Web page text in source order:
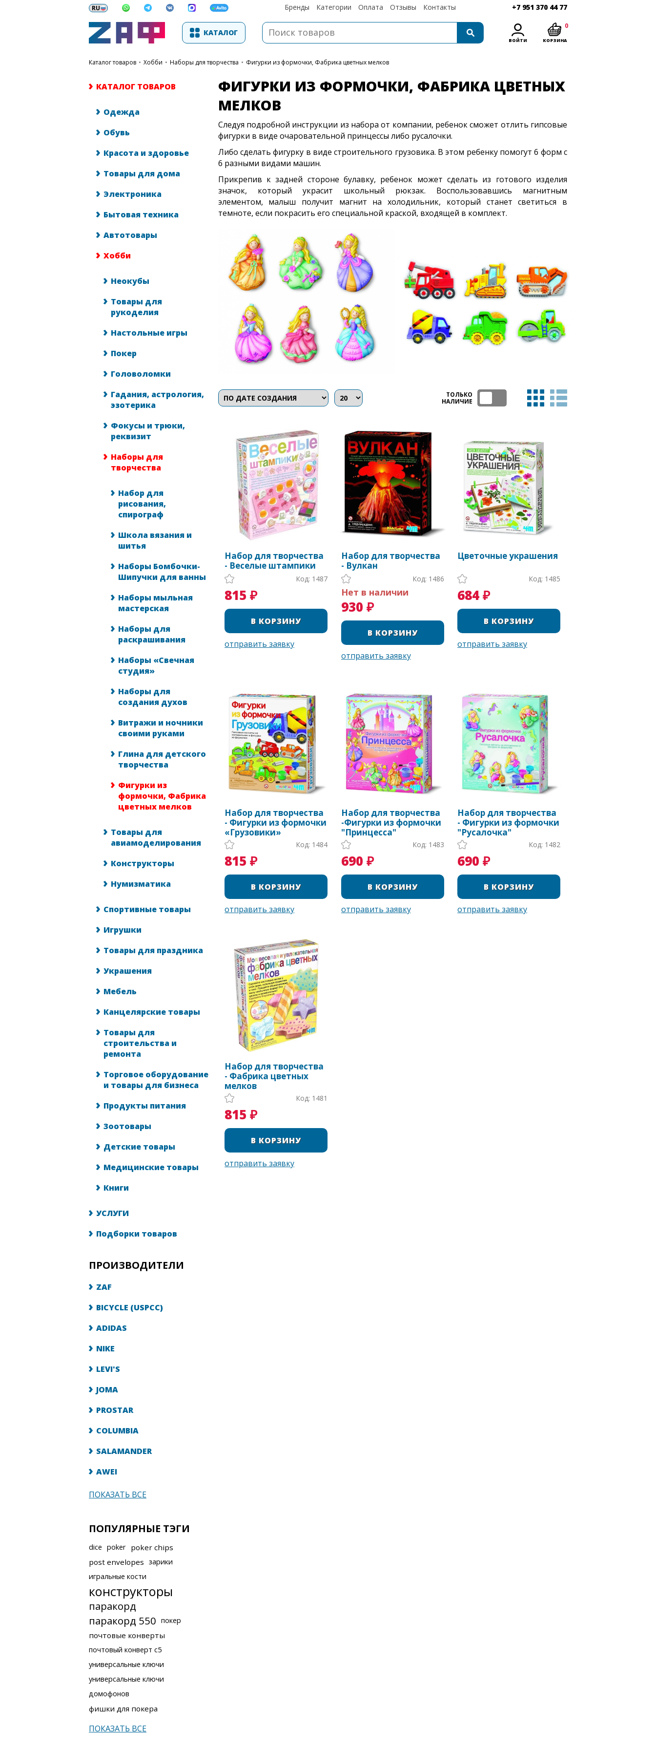
Бренды Категории Оплата Отзывы Контакты +7 951 370 44 77
КАТАЛОГ
ВОЙТИ КОРЗИНА
0
каталог товаров • Хобби • Наборы для творчества • Фигурки из формочки, Фабрика цветных мелков
КАТАЛОГ ТОВАРОВ
Одежда
Обувь
Красота и здоровье
Товары для дома
Электроника
Бытовая техника
Автотовары
Хобби
Неокубы
Товары для
рукоделия
Настольные игры
Покер
Головоломки
Гадания, астрология,
эзотерика
Фокусы и трюки,
реквизит
Наборы для
творчества
Набор для
рисования,
спирограф
Школа вязания и
шитья
Наборы Бомбочки-
Шипучки для ванны
Наборы мыльная
мастерская
Наборы для
раскрашивания
Наборы «Свечная
студия»
Наборы для
создания духов
Витражи и ночники
своими руками
Глина для детского
творчества
Фигурки из
формочки, Фабрика
цветных мелков
Товары для
авиамоделирования
Конструкторы
Нумизматика
Спортивные товары
Игрушки
Товары для праздника
Украшения
Мебель
Канцелярские товары
Товары для
строительства и
ремонта
Торговое оборудование
и товары для бизнеса
Продукты питания
Зоотовары
Детские товары
Медицинские товары
Книги
УСЛУГИ
Подборки товаров
ПРОИЗВОДИТЕЛИ
ZAF
BICYCLE (USPCC)
ADIDAS
NIKE
LEVI'S
JOMA
PROSTAR
COLUMBIA
SALAMANDER
AWEI
ПОКАЗАТЬ ВСЕ
ПОПУЛЯРНЫЕ ТЭГИ
dice poker poker chips
post envelopes зарики
игральные кости
конструкторы
паракорд
паракорд 550 покер
почтовые конверты
почтовый конверт с5
универсальные ключи
универсальные ключи
домофонов
фишки для покера
ПОКАЗАТЬ ВСЕ
ФИГУРКИ ИЗ ФОРМОЧКИ, ФАБРИКА ЦВЕТНЫХ
МЕЛКОВ
Следуя подробной инструкции из набора от компании, ребенок сможет отлить гипсовые
фигурки в виде очаровательной принцессы либо русалочки.
Либо сделать фигурку в виде строительного грузовика. В этом ребенку помогут 6 форм с
6 разными видами машин.
Прикрепив к задней стороне булавку, ребенок может сделать из готового изделия
значок, который украсит школьный рюкзак. Воспользовавшись магнитным
элементом, малыш получит магнит на холодильник, который станет светиться в
темноте, если покрасить его специальной краской, входящей в комплект.
ТОЛЬКО
НАЛИЧИЕ
Набор для творчества
- Веселые штампики
Код: 1487
815 ₽
Набор для творчества
- Вулкан
Код: 1486
Нет в наличии
930 ₽
Цветочные украшения
Код: 1485
684 ₽
Набор для творчества
- Фигурки из формочки
«Грузовики»
Код: 1484
815 ₽
Набор для творчества
-Фигурки из формочки
"Принцесса"
Код: 1483
690 ₽
Набор для творчества
- Фигурки из формочки
"Русалочка"
Код: 1482
690 ₽
Набор для творчества
- Фабрика цветных
мелков
Код: 1481
815 ₽